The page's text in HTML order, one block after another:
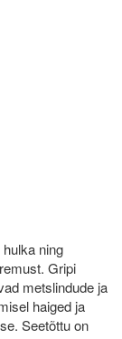
ning
Gripi
metslindude ja
haiged ja
Seetõttu on